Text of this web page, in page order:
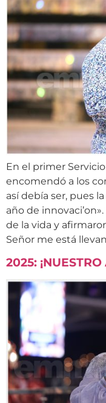
En el primer
encomendó a los
así debía ser, pues
año de
de la vida y
Señor me está
2025: